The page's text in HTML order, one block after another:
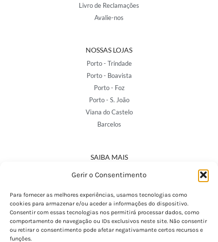
Gerir o Consentimento
Para fornecer as melhores experiências, usamos tecnologias como
cookies para armazenar e/ou aceder a informações do dispositivo.
Consentir com essas tecnologias nos permitirá processar dados, como
comportamento de navegação ou IDs exclusivos neste site. Não consentir
ou retirar o consentimento pode afetar negativamante certos recursos e
funções.
Livro de Reclamações
Avalie-nos
NOSSAS LOJAS
Porto - Trindade
Porto - Boavista
Porto - Foz
Porto - S. João
Viana do Castelo
Barcelos
SAIBA MAIS
Política de Privacidade
Termos e Condições
Perguntas Frequentes
Custos de Envio
Encomendas Internacionais